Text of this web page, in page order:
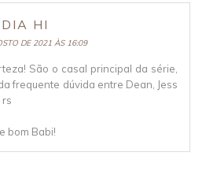
HI
DE 2021 ÀS 16:09
São o casal principal da série,
frequente dúvida entre Dean, Jess
rs
bom Babi!